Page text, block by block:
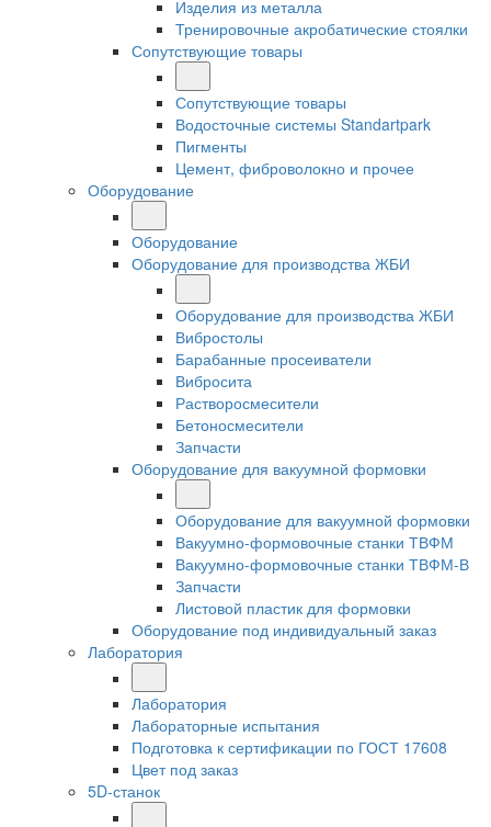
Изделия из металла
Тренировочные акробатические стоялки
Сопутствующие товары
Сопутствующие товары
Водосточные системы Standartpark
Пигменты
Цемент, фиброволокно и прочее
Оборудование
Оборудование
Оборудование для производства ЖБИ
Оборудование для производства ЖБИ
Вибростолы
Барабанные просеиватели
Вибросита
Растворосмесители
Бетоносмесители
Запчасти
Оборудование для вакуумной формовки
Оборудование для вакуумной формовки
Вакуумно-формовочные станки ТВФМ
Вакуумно-формовочные станки ТВФМ-В
Запчасти
Листовой пластик для формовки
Оборудование под индивидуальный заказ
Лаборатория
Лаборатория
Лабораторные испытания
Подготовка к сертификации по ГОСТ 17608
Цвет под заказ
5D-станок